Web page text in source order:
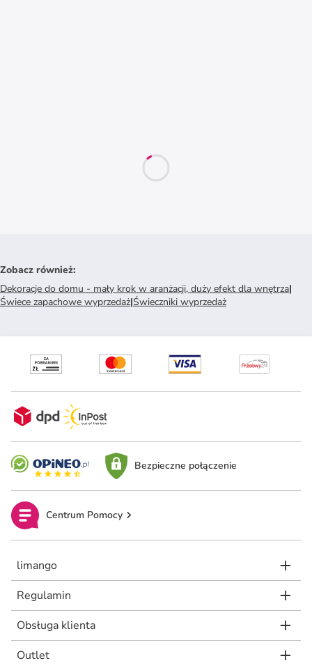
Zobacz również:
Dekoracje do domu - mały krok w aranżacji, duży efekt dla wnętrza|
Świece zapachowe wyprzedaż|Świeczniki wyprzedaż
Bezpieczne połączenie
Centrum Pomocy
limango
Regulamin
Obsługa klienta
Outlet